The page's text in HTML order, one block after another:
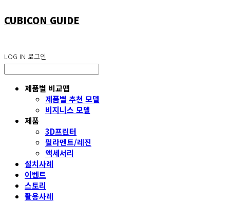
CUBICON GUIDE
LOG IN 로그인
제품별 비교맵
제품별 추천 모델
비지니스 모델
제품
3D프린터
필라멘트/레진
액세서리
설치사례
이벤트
스토리
활용사례